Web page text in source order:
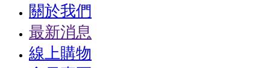
關於我們
最新消息
線上購物